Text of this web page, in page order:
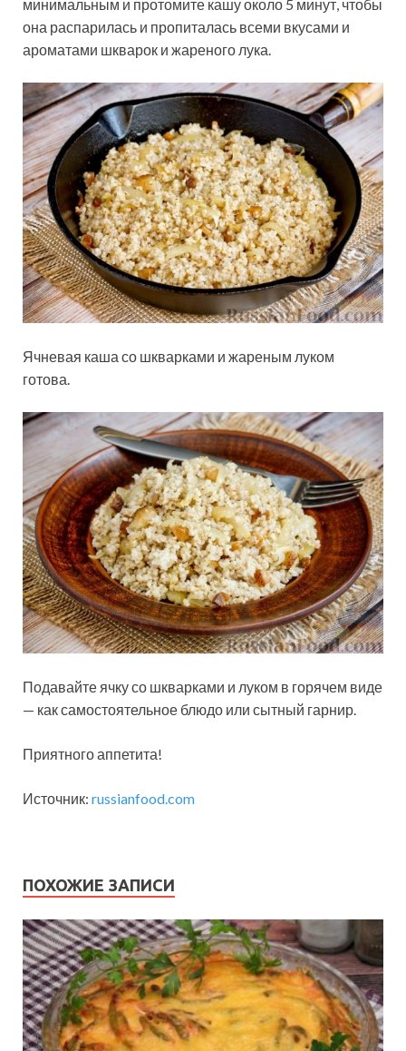
минимальным и протомите кашу около 5 минут, чтобы
она распарилась и пропиталась всеми вкусами и
ароматами шкварок и жареного лука.
Ячневая каша со шкварками и жареным луком
готова.
Подавайте ячку со шкварками и луком в горячем виде
— как самостоятельное блюдо или сытный гарнир.
Приятного аппетита!
Источник: russianfood.com
ПОХОЖИЕ ЗАПИСИ